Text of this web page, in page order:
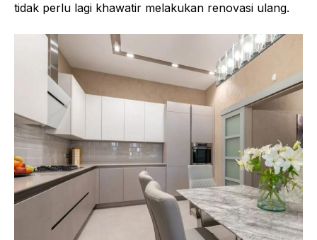
tidak perlu lagi khawatir melakukan renovasi ulang.